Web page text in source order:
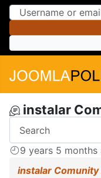
Skip
Skip
instalar
9 years 5 months
instalar